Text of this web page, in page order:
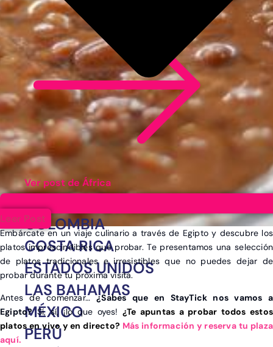
Ver post de África
ARGENTINA
COLOMBIA
COSTA RICA
ESTADOS UNIDOS
LAS BAHAMAS
MÉXICO
PERÚ
Leer Post
Embárcate en un viaje culinario a través de Egipto y descubre los
platos imprescindibles que probar. Te presentamos una selección
de platos tradicionales e irresistibles que no puedes dejar de
probar durante tu próxima visita.
Antes de comenzar…¿Sabes que en StayTick nos vamos a
Egipto?Sí, sí, ¡lo que oyes! ¿Te apuntas a probar todos estos
platos en vivo y en directo? Más información y reserva tu plaza
aquí.